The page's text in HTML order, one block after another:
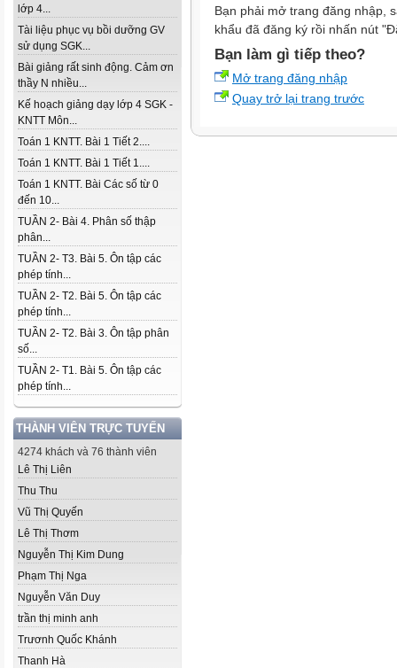
lớp 4...
Tài liệu phục vụ bồi dưỡng GV
sử dụng SGK...
Bài giảng rất sinh động. Cảm ơn
thầy N nhiều...
Kế hoạch giảng dạy lớp 4 SGK -
KNTT Môn...
Toán 1 KNTT. Bài 1 Tiết 2....
Toán 1 KNTT. Bài 1 Tiết 1....
Toán 1 KNTT. Bài Các số từ 0
đến 10...
TUẦN 2- Bài 4. Phân số thập
phân...
TUẦN 2- T3. Bài 5. Ôn tập các
phép tính...
TUẦN 2- T2. Bài 5. Ôn tập các
phép tính...
TUẦN 2- T2. Bài 3. Ôn tập phân
số...
TUẦN 2- T1. Bài 5. Ôn tập các
phép tính...
THÀNH VIÊN TRỰC TUYẾN
4274 khách và 76 thành viên
Lê Thị Liên
Thu Thu
Vũ Thị Quyến
Lê Thị Thơm
Nguyễn Thị Kim Dung
Phạm Thị Nga
Nguyễn Văn Duy
trần thị minh anh
Trươnh Quốc Khánh
Thanh Hà
Bạn phải mở trang đăng nhập,
khẩu đã đăng ký rồi nhấn nút
Bạn làm gì tiếp theo?
Mở trang đăng nhập
Quay trở lại trang trước